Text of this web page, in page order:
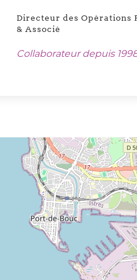
Directeur des Opérations
& Associé
Collaborateur depuis